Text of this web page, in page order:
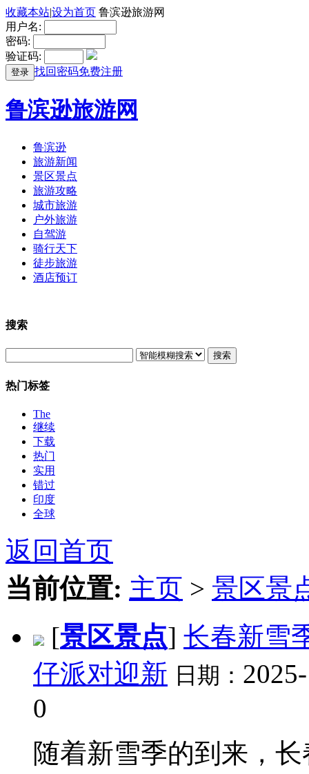
收藏本站|设为首页 鲁滨逊旅游网
用户名:
密码:
验证码:
登录 找回密码免费注册
鲁滨逊旅游网
鲁滨逊
旅游新闻
景区景点
旅游攻略
城市旅游
户外旅游
自驾游
骑行天下
徒步旅游
酒店预订
搜索
搜索
热门标签
The
继续
下载
热门
实用
错过
印度
全球
返回首页
当前位置: 主页 > 景区景
[景区景点] 长春新雪
仔派对迎新 日期：
0
随着新雪季的到来，